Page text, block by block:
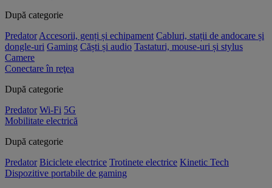
După categorie
Predator Accesorii, genți și echipament Cabluri, stații de andocare și
dongle-uri Gaming Căști și audio Tastaturi, mouse-uri și stylus
Camere
Conectare în reţea
După categorie
Predator Wi-Fi 5G
Mobilitate electrică
După categorie
Predator Biciclete electrice Trotinete electrice Kinetic Tech
Dispozitive portabile de gaming